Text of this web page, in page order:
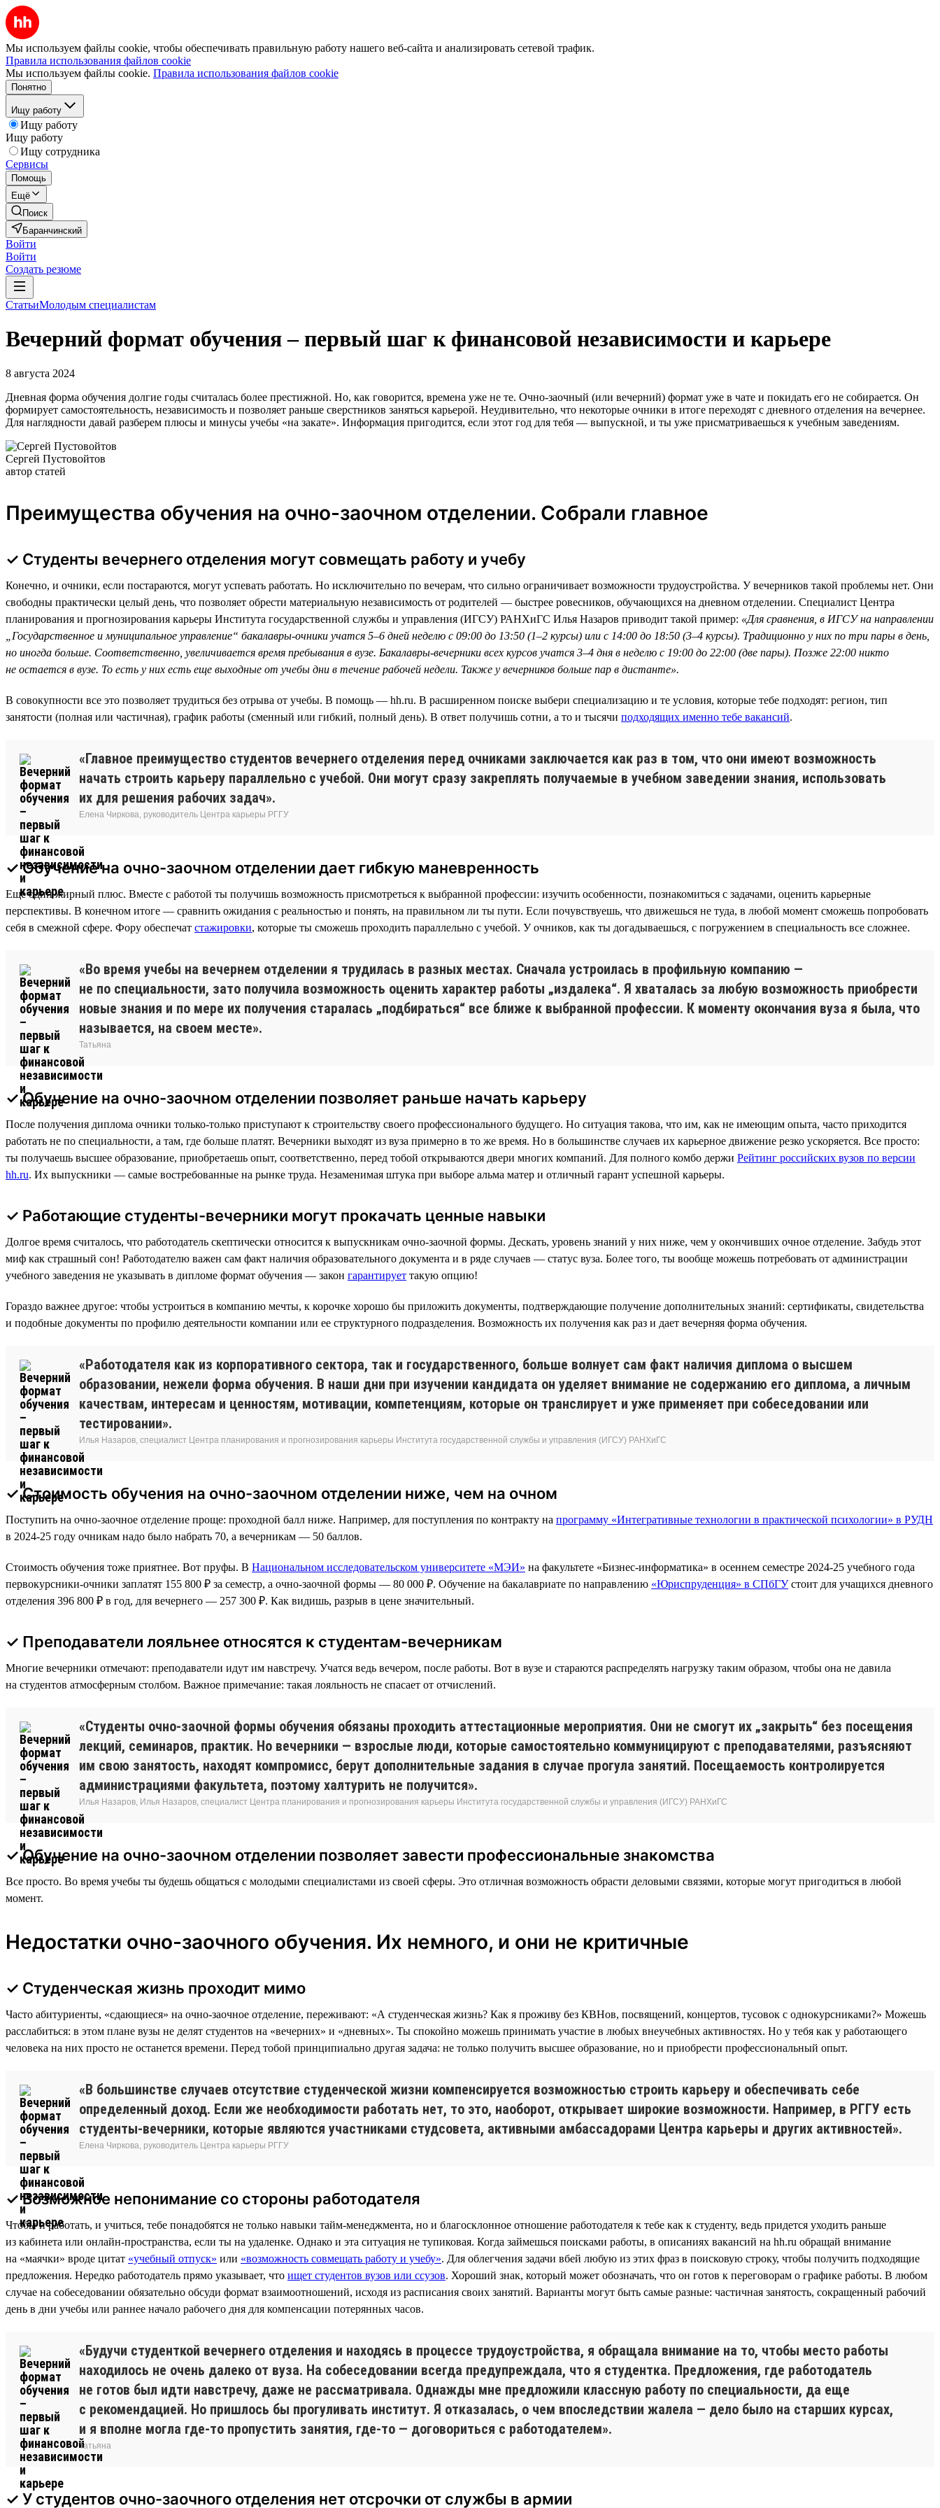
Мы используем файлы cookie, чтобы обеспечивать правильную работу нашего веб-сайта и анализировать сетевой трафик.
Правила использования файлов cookie
Мы используем файлы cookie. Правила использования файлов cookie
Понятно
Ищу работу
Ищу работу
Ищу работу
Ищу сотрудника
Сервисы
Помощь
Ещё
Поиск
Баранчинский
Войти
Войти
Создать резюме
СтатьиМолодым специалистам
Вечерний формат обучения – первый шаг к финансовой независимости и карьере
8 августа 2024
Дневная форма обучения долгие годы считалась более престижной. Но, как говорится, времена уже не те. Очно-заочный (или вечерний) формат уже в чате и покидать его не собирается. Он
формирует самостоятельность, независимость и позволяет раньше сверстников заняться карьерой. Неудивительно, что некоторые очники в итоге переходят с дневного отделения на вечернее.
Для наглядности давай разберем плюсы и минусы учебы «на закате». Информация пригодится, если этот год для тебя — выпускной, и ты уже присматриваешься к учебным заведениям.
Сергей Пустовойтов
автор статей
Преимущества обучения на очно-заочном отделении. Собрали главное
✓ Студенты вечернего отделения могут совмещать работу и учебу
Конечно, и очники, если постараются, могут успевать работать. Но исключительно по вечерам, что сильно ограничивает возможности трудоустройства. У вечерников такой проблемы нет. Они
свободны практически целый день, что позволяет обрести материальную независимость от родителей — быстрее ровесников, обучающихся на дневном отделении. Специалист Центра
планирования и прогнозирования карьеры Института государственной службы и управления (ИГСУ) РАНХиГС Илья Назаров приводит такой пример: «Для сравнения, в ИГСУ на направлении
„Государственное и муниципальное управление“ бакалавры-очники учатся 5–6 дней неделю с 09:00 до 13:50 (1–2 курсы) или с 14:00 до 18:50 (3–4 курсы). Традиционно у них по три пары в день,
но иногда больше. Соответственно, увеличивается время пребывания в вузе. Бакалавры-вечерники всех курсов учатся 3–4 дня в неделю с 19:00 до 22:00 (две пары). Позже 22:00 никто
не остается в вузе. То есть у них есть еще выходные от учебы дни в течение рабочей недели. Также у вечерников больше пар в дистанте».
В совокупности все это позволяет трудиться без отрыва от учебы. В помощь — hh.ru. В расширенном поиске выбери специализацию и те условия, которые тебе подходят: регион, тип
занятости (полная или частичная), график работы (сменный или гибкий, полный день). В ответ получишь сотни, а то и тысячи подходящих именно тебе вакансий.
«Главное преимущество студентов вечернего отделения перед очниками заключается как раз в том, что они имеют возможность
начать строить карьеру параллельно с учебой. Они могут сразу закреплять получаемые в учебном заведении знания, использовать
их для решения рабочих задач».
Елена Чиркова, руководитель Центра карьеры РГГУ
✓ Обучение на очно-заочном отделении дает гибкую маневренность
Еще один жирный плюс. Вместе с работой ты получишь возможность присмотреться к выбранной профессии: изучить особенности, познакомиться с задачами, оценить карьерные
перспективы. В конечном итоге — сравнить ожидания с реальностью и понять, на правильном ли ты пути. Если почувствуешь, что движешься не туда, в любой момент сможешь попробовать
себя в смежной сфере. Фору обеспечат стажировки, которые ты сможешь проходить параллельно с учебой. У очников, как ты догадываешься, с погружением в специальность все сложнее.
«Во время учебы на вечернем отделении я трудилась в разных местах. Сначала устроилась в профильную компанию —
не по специальности, зато получила возможность оценить характер работы „издалека“. Я хваталась за любую возможность приобрести
новые знания и по мере их получения старалась „подбираться“ все ближе к выбранной профессии. К моменту окончания вуза я была, что
называется, на своем месте».
Татьяна
✓ Обучение на очно-заочном отделении позволяет раньше начать карьеру
После получения диплома очники только-только приступают к строительству своего профессионального будущего. Но ситуация такова, что им, как не имеющим опыта, часто приходится
работать не по специальности, а там, где больше платят. Вечерники выходят из вуза примерно в то же время. Но в большинстве случаев их карьерное движение резко ускоряется. Все просто:
ты получаешь высшее образование, приобретаешь опыт, соответственно, перед тобой открываются двери многих компаний. Для полного комбо держи Рейтинг российских вузов по версии
hh.ru. Их выпускники — самые востребованные на рынке труда. Незаменимая штука при выборе альма матер и отличный гарант успешной карьеры.
✓ Работающие студенты-вечерники могут прокачать ценные навыки
Долгое время считалось, что работодатель скептически относится к выпускникам очно-заочной формы. Дескать, уровень знаний у них ниже, чем у окончивших очное отделение. Забудь этот
миф как страшный сон! Работодателю важен сам факт наличия образовательного документа и в ряде случаев — статус вуза. Более того, ты вообще можешь потребовать от администрации
учебного заведения не указывать в дипломе формат обучения — закон гарантирует такую опцию!
Гораздо важнее другое: чтобы устроиться в компанию мечты, к корочке хорошо бы приложить документы, подтверждающие получение дополнительных знаний: сертификаты, свидетельства
и подобные документы по профилю деятельности компании или ее структурного подразделения. Возможность их получения как раз и дает вечерняя форма обучения.
«Работодателя как из корпоративного сектора, так и государственного, больше волнует сам факт наличия диплома о высшем
образовании, нежели форма обучения. В наши дни при изучении кандидата он уделяет внимание не содержанию его диплома, а личным
качествам, интересам и ценностям, мотивации, компетенциям, которые он транслирует и уже применяет при собеседовании или
тестировании».
Илья Назаров, специалист Центра планирования и прогнозирования карьеры Института государственной службы и управления (ИГСУ) РАНХиГС
✓ Стоимость обучения на очно-заочном отделении ниже, чем на очном
Поступить на очно-заочное отделение проще: проходной балл ниже. Например, для поступления по контракту на программу «Интегративные технологии в практической психологии» в РУДН
в 2024-25 году очникам надо было набрать 70, а вечерникам — 50 баллов.
Стоимость обучения тоже приятнее. Вот пруфы. В Национальном исследовательском университете «МЭИ» на факультете «Бизнес-информатика» в осеннем семестре 2024-25 учебного года
первокурсники-очники заплатят 155 800 ₽ за семестр, а очно-заочной формы — 80 000 ₽. Обучение на бакалавриате по направлению «Юриспруденция» в СПбГУстоит для учащихся дневного
отделения 396 800 ₽ в год, для вечернего — 257 300 ₽. Как видишь, разрыв в цене значительный.
✓ Преподаватели лояльнее относятся к студентам-вечерникам
Многие вечерники отмечают: преподаватели идут им навстречу. Учатся ведь вечером, после работы. Вот в вузе и стараются распределять нагрузку таким образом, чтобы она не давила
на студентов атмосферным столбом. Важное примечание: такая лояльность не спасает от отчислений.
«Студенты очно-заочной формы обучения обязаны проходить аттестационные мероприятия. Они не смогут их „закрыть“ без посещения
лекций, семинаров, практик. Но вечерники — взрослые люди, которые самостоятельно коммуницируют с преподавателями, разъясняют
им свою занятость, находят компромисс, берут дополнительные задания в случае прогула занятий. Посещаемость контролируется
администрациями факультета, поэтому халтурить не получится».
Илья Назаров, Илья Назаров, специалист Центра планирования и прогнозирования карьеры Института государственной службы и управления (ИГСУ) РАНХиГС
✓ Обучение на очно-заочном отделении позволяет завести профессиональные знакомства
Все просто. Во время учебы ты будешь общаться с молодыми специалистами из своей сферы. Это отличная возможность обрасти деловыми связями, которые могут пригодиться в любой
момент.
Недостатки очно-заочного обучения. Их немного, и они не критичные
✓ Студенческая жизнь проходит мимо
Часто абитуриенты, «сдающиеся» на очно-заочное отделение, переживают: «А студенческая жизнь? Как я проживу без КВНов, посвящений, концертов, тусовок с однокурсниками?» Можешь
расслабиться: в этом плане вузы не делят студентов на «вечерних» и «дневных». Ты спокойно можешь принимать участие в любых внеучебных активностях. Но у тебя как у работающего
человека на них просто не останется времени. Перед тобой принципиально другая задача: не только получить высшее образование, но и приобрести профессиональный опыт.
«В большинстве случаев отсутствие студенческой жизни компенсируется возможностью строить карьеру и обеспечивать себе
определенный доход. Если же необходимости работать нет, то это, наоборот, открывает широкие возможности. Например, в РГГУ есть
студенты-вечерники, которые являются участниками студсовета, активными амбассадорами Центра карьеры и других активностей».
Елена Чиркова, руководитель Центра карьеры РГГУ
✓ Возможное непонимание со стороны работодателя
Чтобы и работать, и учиться, тебе понадобятся не только навыки тайм-менеджмента, но и благосклонное отношение работодателя к тебе как к студенту, ведь придется уходить раньше
из кабинета или онлайн-пространства, если ты на удаленке. Однако и эта ситуация не тупиковая. Когда займешься поисками работы, в описаниях вакансий на hh.ru обращай внимание
на «маячки» вроде цитат «учебный отпуск» или «возможность совмещать работу и учебу». Для облегчения задачи вбей любую из этих фраз в поисковую строку, чтобы получить подходящие
предложения. Нередко работодатель прямо указывает, что ищет студентов вузов или ссузов. Хороший знак, который может обозначать, что он готов к переговорам о графике работы. В любом
случае на собеседовании обязательно обсуди формат взаимоотношений, исходя из расписания своих занятий. Варианты могут быть самые разные: частичная занятость, сокращенный рабочий
день в дни учебы или раннее начало рабочего дня для компенсации потерянных часов.
«Будучи студенткой вечернего отделения и находясь в процессе трудоустройства, я обращала внимание на то, чтобы место работы
находилось не очень далеко от вуза. На собеседовании всегда предупреждала, что я студентка. Предложения, где работодатель
не готов был идти навстречу, даже не рассматривала. Однажды мне предложили классную работу по специальности, да еще
с рекомендацией. Но пришлось бы прогуливать институт. Я отказалась, о чем впоследствии жалела — дело было на старших курсах,
и я вполне могла где-то пропустить занятия, где-то — договориться с работодателем».
Татьяна
✓ У студентов очно-заочного отделения нет отсрочки от службы в армии